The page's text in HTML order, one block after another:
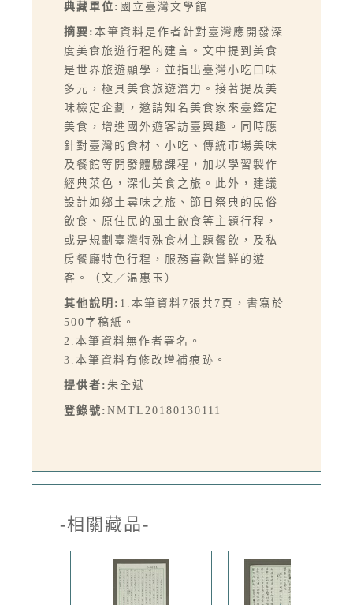
典藏單位: 國立臺灣文學館
摘要: 本筆資料是作者針對臺灣應開發深
度美食旅遊行程的建言。文中提到美食
是世界旅遊顯學，並指出臺灣小吃口味
多元，極具美食旅遊潛力。接著提及美
味檢定企劃，邀請知名美食家來臺鑑定
美食，增進國外遊客訪臺興趣。同時應
針對臺灣的食材、小吃、傳統市場美味
及餐館等開發體驗課程，加以學習製作
經典菜色，深化美食之旅。此外，建議
設計如鄉土尋味之旅、節日祭典的民俗
飲食、原住民的風土飲食等主題行程，
或是規劃臺灣特殊食材主題餐飲，及私
房餐廳特色行程，服務喜歡嘗鮮的遊
客。（文／温惠玉）
其他說明: 1.本筆資料7張共7頁，書寫於
500字稿紙。
2.本筆資料無作者署名。
3.本筆資料有修改增補痕跡。
提供者: 朱全斌
登錄號: NMTL20180130111
-相關藏品-